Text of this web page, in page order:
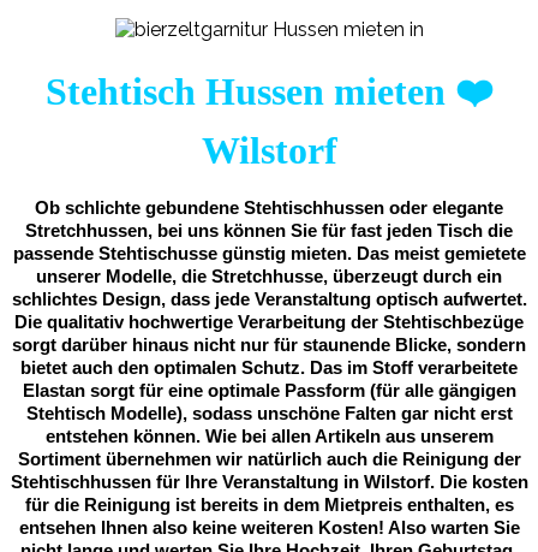
Stehtisch Hussen mieten ❤️
Wilstorf
Ob schlichte gebundene Stehtischhussen oder elegante
Stretchhussen, bei uns können Sie für fast jeden Tisch die
passende Stehtischusse günstig mieten. Das meist gemietete
unserer Modelle, die Stretchhusse, überzeugt durch ein
schlichtes Design, dass jede Veranstaltung optisch aufwertet.
Die qualitativ hochwertige Verarbeitung der Stehtischbezüge
sorgt darüber hinaus nicht nur für staunende Blicke, sondern
bietet auch den optimalen Schutz. Das im Stoff verarbeitete
Elastan sorgt für eine optimale Passform (für alle gängigen
Stehtisch Modelle), sodass unschöne Falten gar nicht erst
entstehen können. Wie bei allen Artikeln aus unserem
Sortiment übernehmen wir natürlich auch die Reinigung der
Stehtischhussen für Ihre Veranstaltung in Wilstorf. Die kosten
für die Reinigung ist bereits in dem Mietpreis enthalten, es
entsehen Ihnen also keine weiteren Kosten! Also warten Sie